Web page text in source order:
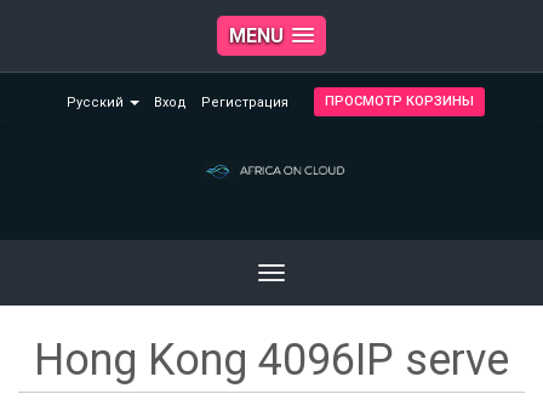
MENU
Русский Вход Регистрация ПРОСМОТР КОРЗИНЫ
Toggle
navigation
Hong Kong 4096IP serve